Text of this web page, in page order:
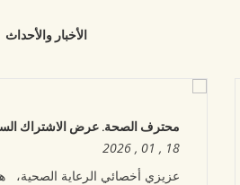
الأخبار والأحداث
محترف الصحة. عرض الاشتراك
18 , 01 , 2026
عزيزي أخصائي الرعاية الصحية،